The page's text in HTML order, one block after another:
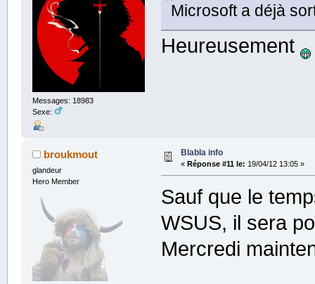
Messages: 18983
Sexe:
Microsoft a déjà
Heureusement
broukmout
glandeur
Hero Member
Blabla info
« Réponse #11 le: 19/04/12 13:05 »
Sauf que le
WSUS, il sera
Mercredi